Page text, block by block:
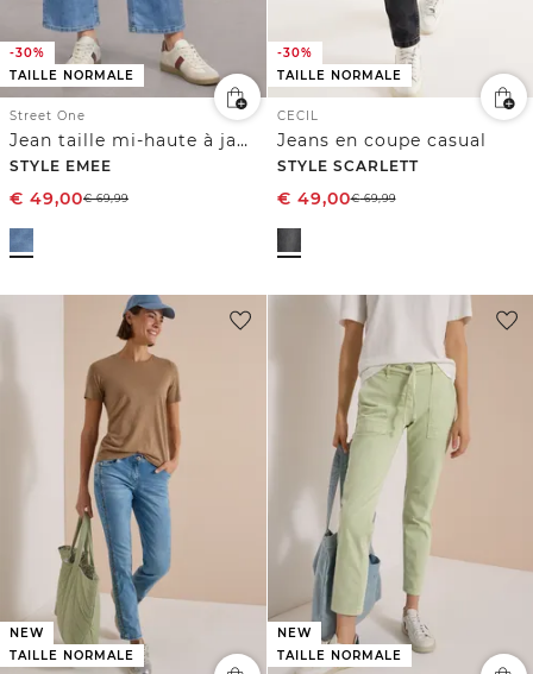
-30%
TAILLE NORMALE
Street One
Jean taille mi-haute à jambes larges, coupe ample
STYLE EMEE
€ 49,00€69,99
-30%
TAILLE NORMALE
CECIL
Jeans en coupe casual
STYLE SCARLETT
€ 49,00€69,99
NEW
TAILLE NORMALE
NEW
TAILLE NORMALE